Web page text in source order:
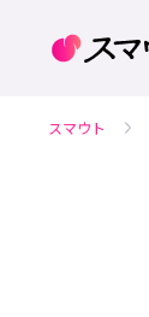
スマウト